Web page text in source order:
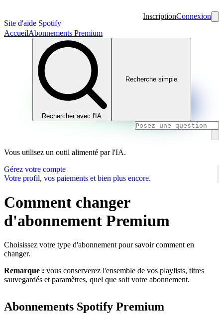
Site d'aide Spotify
InscriptionConnexion
AccueilAbonnements Premium
Rechercher avec l'IA
Recherche simple
Vous utilisez un outil alimenté par l'IA.
Gérez votre compte
Votre profil, vos paiements et bien plus encore.
Comment changer
d'abonnement Premium
Choisissez votre type d'abonnement pour savoir comment en
changer.
Remarque : vous conserverez l'ensemble de vos playlists, titres
sauvegardés et paramètres, quel que soit votre abonnement.
Abonnements Spotify Premium